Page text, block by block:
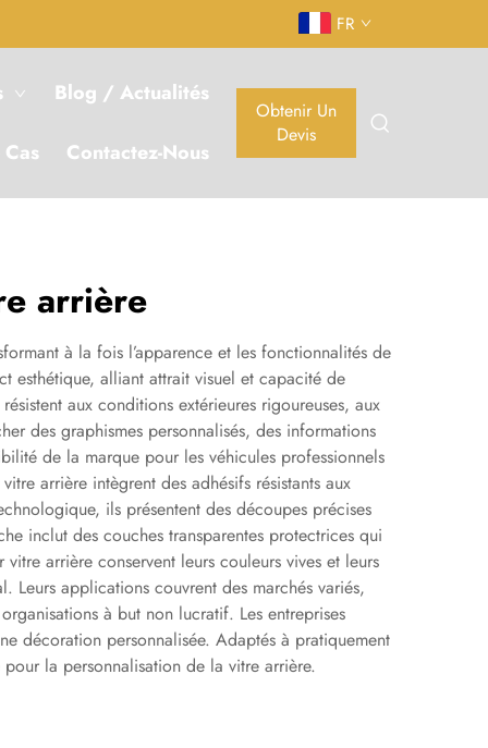
FR
Blog / Actualités
Contactez-Nous
Obtenir Un
Devis
arrière
à la fois l’apparence et les fonctionnalités de
esthétique, alliant attrait visuel et capacité de
aux conditions extérieures rigoureuses, aux
des graphismes personnalisés, des informations
de la marque pour les véhicules professionnels
arrière intègrent des adhésifs résistants aux
ils présentent des découpes précises
inclut des couches transparentes protectrices qui
arrière conservent leurs couleurs vives et leurs
Leurs applications couvrent des marchés variés,
à but non lucratif. Les entreprises
décoration personnalisée. Adaptés à pratiquement
la personnalisation de la vitre arrière.